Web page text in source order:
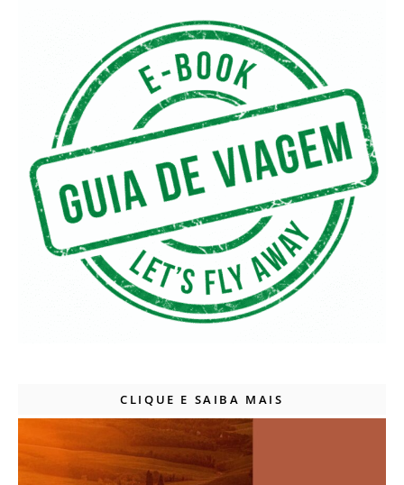
CLIQUE E SAIBA MAIS